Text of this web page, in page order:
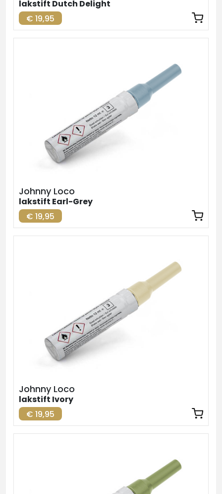
lakstift Dutch Delight
€ 19,95
Johnny Loco
lakstift Earl-Grey
€ 19,95
Johnny Loco
lakstift Ivory
€ 19,95